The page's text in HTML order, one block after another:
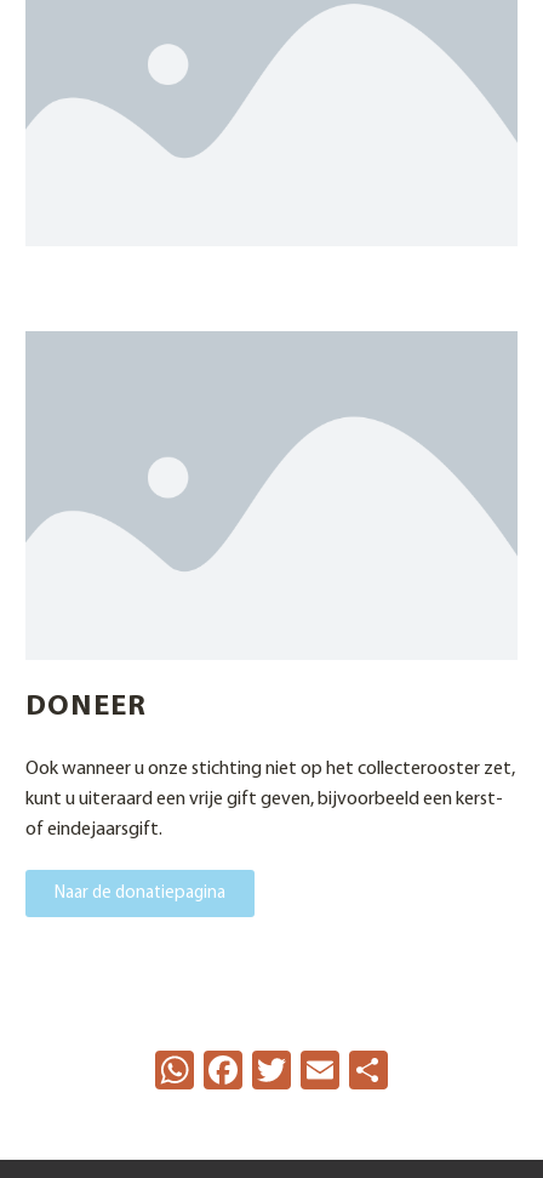
DONEER
Ook wanneer u onze stichting niet op het collecterooster zet,
kunt u uiteraard een vrije gift geven, bijvoorbeeld een kerst-
of eindejaarsgift.
Naar de donatiepagina
WhatsApp
Facebook
Twitter
Email